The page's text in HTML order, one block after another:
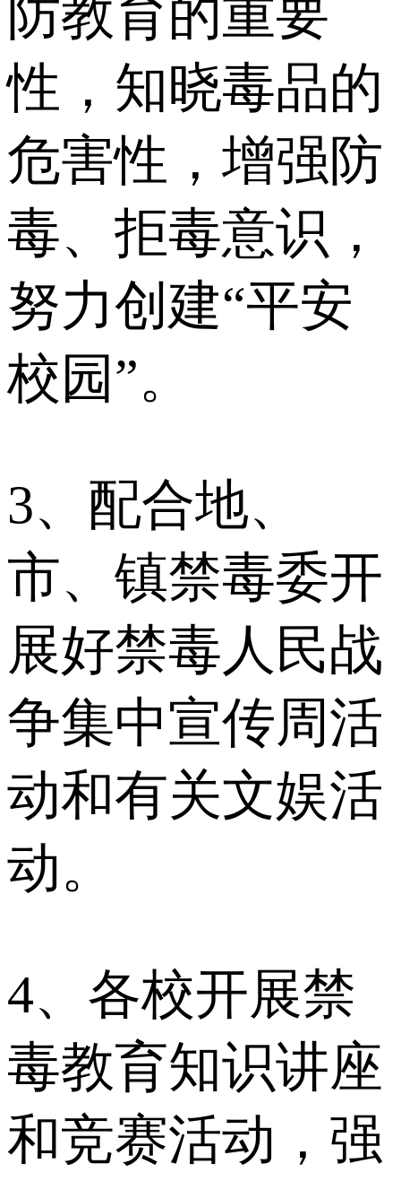
防教育的重要
性，知晓毒品的
危害性，增强防
毒、拒毒意识，
努力创建“平安
校园”。
3、配合地、
市、镇禁毒委开
展好禁毒人民战
争集中宣传周活
动和有关文娱活
动。
4、各校开展禁
毒教育知识讲座
和竞赛活动，强